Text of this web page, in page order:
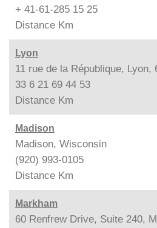
+ 41-61-285 15 25
Distance Km
Lyon
11 rue de la République, Lyon,
33 6 21 69 44 53
Distance Km
Madison
Madison, Wisconsin
(920) 993-0105
Distance Km
Markham
60 Renfrew Drive, Suite 240,